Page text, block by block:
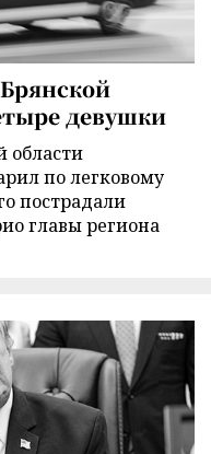
девушки
области
по легковому
пострадали
главы региона